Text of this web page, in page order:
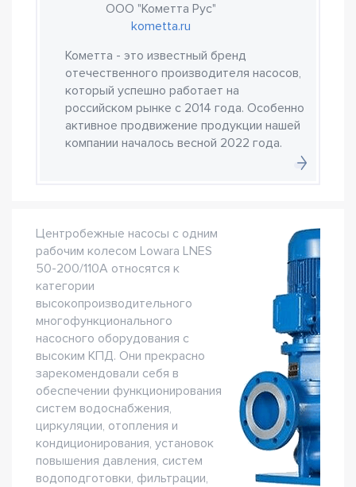
ООО "Кометта Рус"
kometta.ru
Кометта - это известный бренд
отечественного производителя насосов,
который успешно работает на
российском рынке с 2014 года. Особенно
активное продвижение продукции нашей
компании началось весной 2022 года.
Центробежные насосы с одним
рабочим колесом Lowara LNES
50-200/110A относятся к
категории
высокопроизводительного
многофункционального
насосного оборудования с
высоким КПД. Они прекрасно
зарекомендовали себя в
обеспечении функционирования
систем водоснабжения,
циркуляции, отопления и
кондиционирования, установок
повышения давления, систем
водоподготовки, фильтрации,